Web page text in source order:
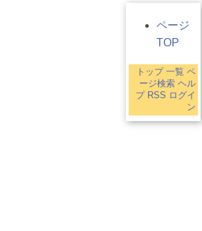
ページ
TOP
トップ 一覧 ペ
ージ検索 ヘル
プ RSS ログイ
ン